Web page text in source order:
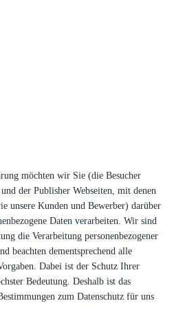
möchten wir Sie (die Besucher
der Publisher Webseiten, mit denen
unsere Kunden und Bewerber) darüber
Daten verarbeiten. Wir sind
die Verarbeitung personenbezogener
beachten dementsprechend alle
Dabei ist der Schutz Ihrer
Bedeutung. Deshalb ist das
zum Datenschutz für uns